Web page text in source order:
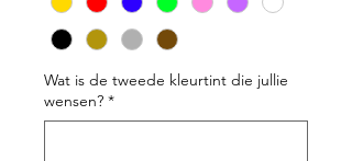
Wat is de tweede kleurtint die jullie
wensen? *